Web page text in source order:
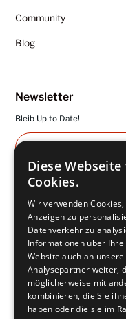
Community
Blog
Newsletter
Bleib Up to Date!
Ich abonniere die
E-Mail. Diese enthalten
Angebote. Meine
finde ich in der
Diese
Cookies.
Wir verwenden
Anzeigen zu
Datenverkehr zu
Informationen über
Website auch an
Analysepartner weiter,
möglicherweise mit
kombinieren, die Sie
haben oder die sie im